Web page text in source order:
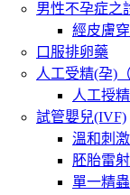
男性不孕症之
經皮膚
口服排卵藥
人工受精(孕)
人工授
試管嬰兒(IVF)
溫和刺
胚胎雷
單一精